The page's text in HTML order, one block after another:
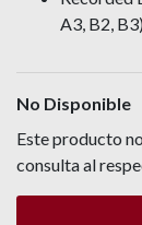
A3, B2, B3)
No Disponible
Este producto
consulta al